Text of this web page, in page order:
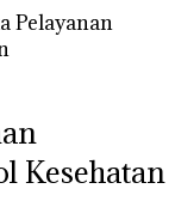
Pelayanan
Kesehatan